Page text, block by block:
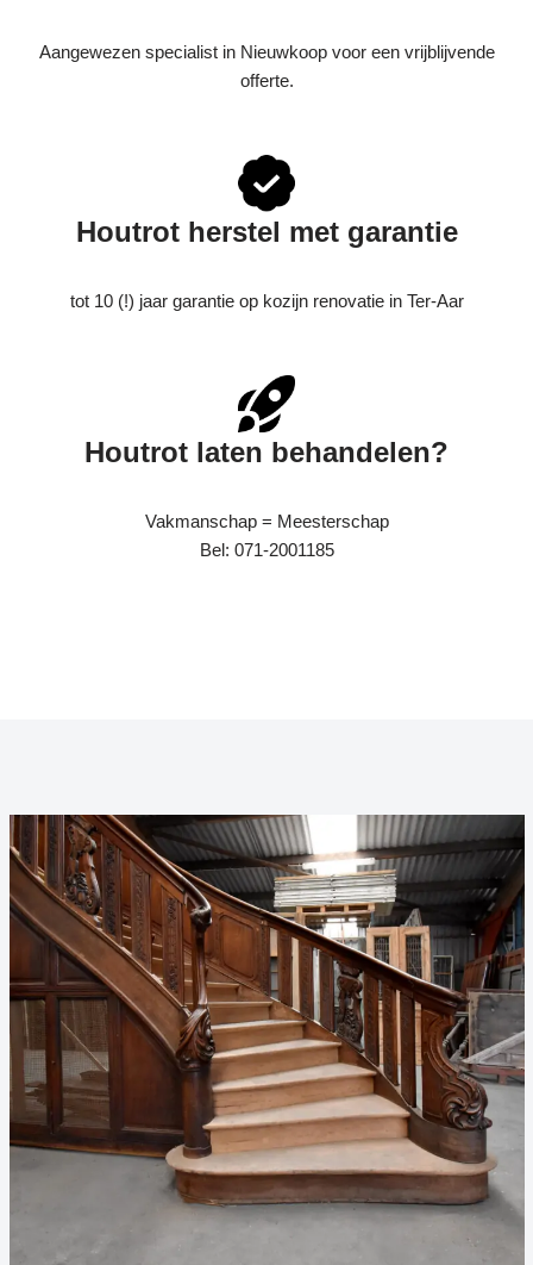
Aangewezen specialist in Nieuwkoop voor een vrijblijvende
offerte.
Houtrot herstel met garantie
tot 10 (!) jaar garantie op kozijn renovatie in Ter-Aar
Houtrot laten behandelen?
Vakmanschap = Meesterschap
Bel: 071-2001185